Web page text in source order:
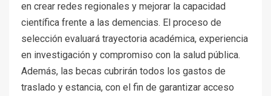
en crear redes regionales y mejorar la capacidad
científica frente a las demencias. El proceso de
selección evaluará trayectoria académica, experiencia
en investigación y compromiso con la salud pública.
Además, las becas cubrirán todos los gastos de
traslado y estancia, con el fin de garantizar acceso